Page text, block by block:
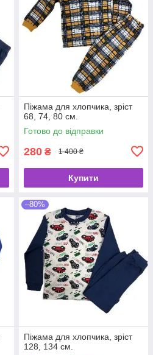
Піжама для хлопчика, зріст
68, 74, 80 см.
Готово до відправки
280 ₴ 1 400 ₴
Купити
–80%
Піжама для хлопчика, зріст
128, 134 см.